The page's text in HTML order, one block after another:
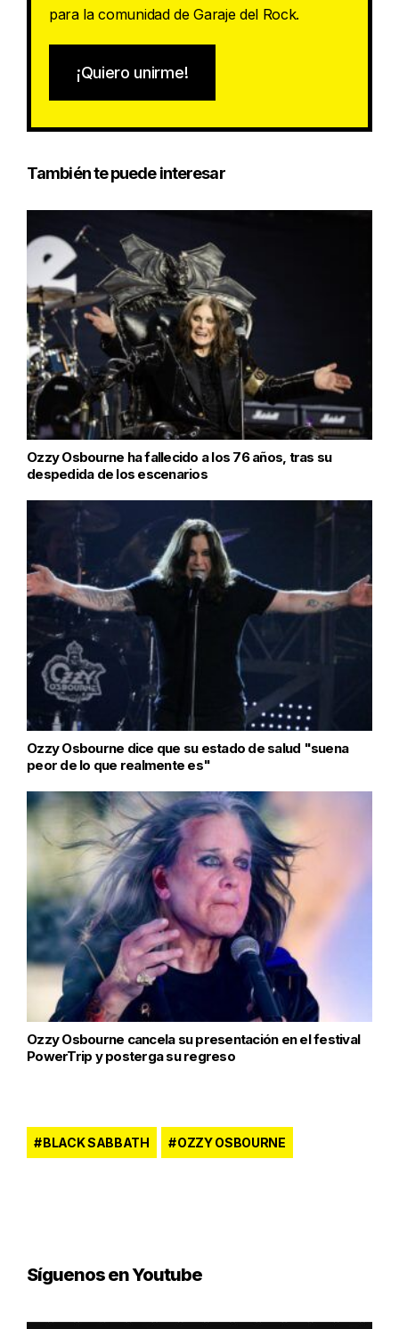
para la comunidad de Garaje del Rock.
¡Quiero unirme!
También te puede interesar
Ozzy Osbourne ha fallecido a los 76 años, tras su
despedida de los escenarios
Ozzy Osbourne dice que su estado de salud "suena
peor de lo que realmente es"
Ozzy Osbourne cancela su presentación en el festival
PowerTrip y posterga su regreso
BLACK SABBATH OZZY OSBOURNE
Síguenos en Youtube